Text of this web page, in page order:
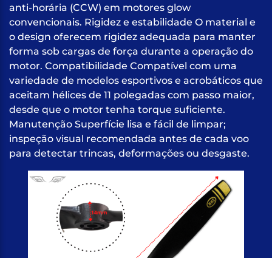
anti-horária (CCW) em motores glow
convencionais. Rigidez e estabilidade O material e
o design oferecem rigidez adequada para manter
forma sob cargas de força durante a operação do
motor. Compatibilidade Compatível com uma
variedade de modelos esportivos e acrobáticos que
aceitam hélices de 11 polegadas com passo maior,
desde que o motor tenha torque suficiente.
Manutenção Superfície lisa e fácil de limpar;
inspeção visual recomendada antes de cada voo
para detectar trincas, deformações ou desgaste.